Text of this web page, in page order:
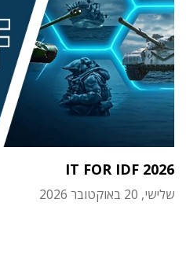
IT FOR IDF 2026
שלישי, 20 באוקטובר 2026